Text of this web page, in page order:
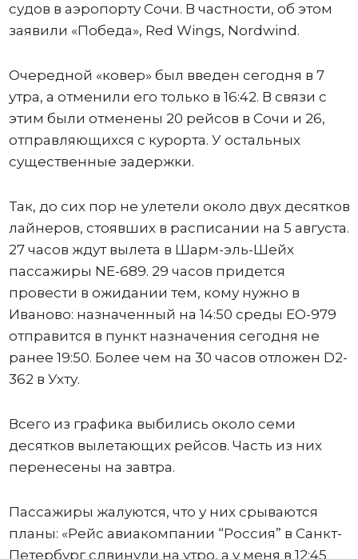
судов в аэропорту Сочи. В частности, об этом
заявили «Победа», Red Wings, Nordwind.
Очередной «ковер» был введен сегодня в 7
утра, а отменили его только в 16:42. В связи с
этим были отменены 20 рейсов в Сочи и 26,
отправляющихся с курорта. У остальных
существенные задержки.
Так, до сих пор не улетели около двух десятков
лайнеров, стоявших в расписании на 5 августа.
27 часов ждут вылета в Шарм-эль-Шейх
пассажиры NE-689. 29 часов придется
провести в ожидании тем, кому нужно в
Иваново: назначенный на 14:50 среды ЕО-979
отправится в пункт назначения сегодня не
ранее 19:50. Более чем на 30 часов отложен D2-
362 в Ухту.
Всего из графика выбились около семи
десятков вылетающих рейсов. Часть из них
перенесены на завтра.
Пассажиры жалуются, что у них срываются
планы: «Рейс авиакомпании “Россия” в Санкт-
Петербург сдвинули на утро, а у меня в 12:45